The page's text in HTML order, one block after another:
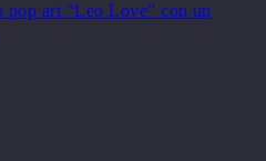
art “Leo Love” con un